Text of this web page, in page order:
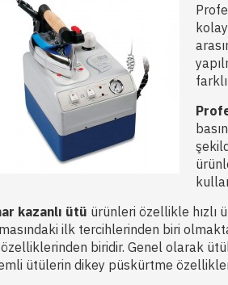
kazanlı ütü ürünleri özellikle hızlı
ilk tercihlerinden biri
özelliklerinden biridir. Genel olarak
ütülerin dikey püskürtme